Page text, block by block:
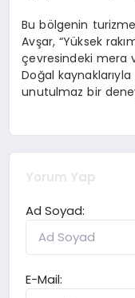
Bu bölgenin
Avşar, “Yüksek
çevresindeki mera
Doğal
unutulmaz bir
Yorum Yap
Ad Soyad:
E-Mail: